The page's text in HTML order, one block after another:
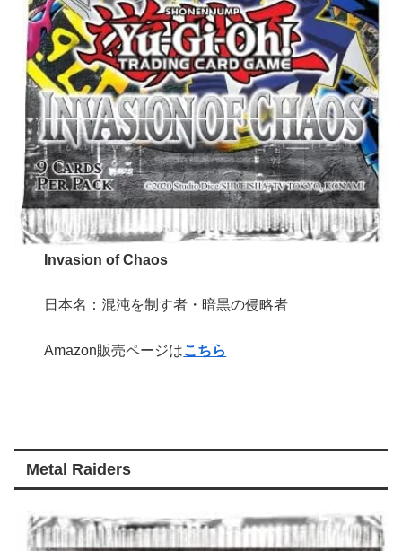
Invasion of Chaos
日本名：混沌を制す者・暗黒の侵略者
Amazon販売ページはこちら
Metal Raiders